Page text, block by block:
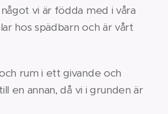
vi är födda med i våra
hos spädbarn och är vårt
rum i ett givande och
en annan, då vi i grunden är